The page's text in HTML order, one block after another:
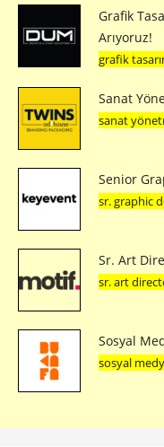
Grafik
Arıyoruz!
grafik
Sanat
sanat
Senior
sr. graphic
Sr. Art
sr. art
Sosyal
sosyal